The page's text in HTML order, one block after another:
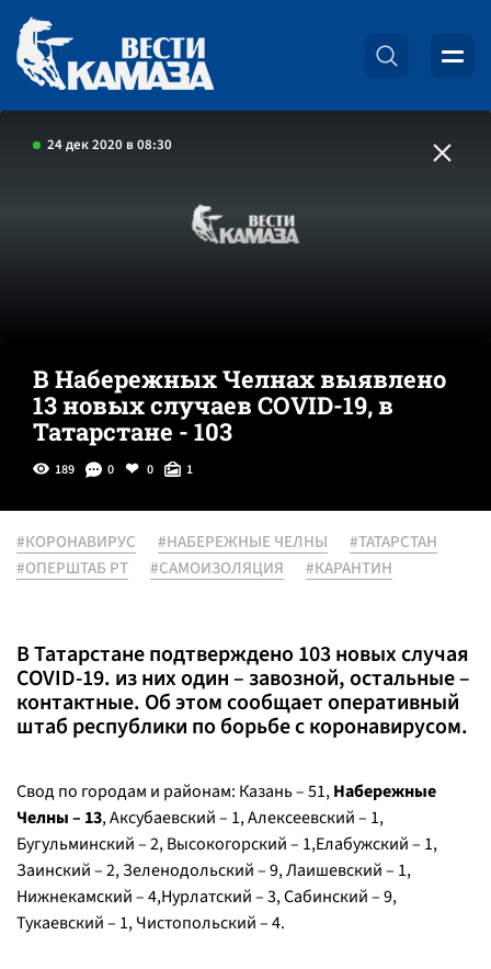
24 дек 2020 в 08:30
В Набережных Челнах выявлено
13 новых случаев COVID-19, в
Татарстане - 103
189 0 0 1
#КОРОНАВИРУС #НАБЕРЕЖНЫЕ ЧЕЛНЫ
#ТАТАРСТАН
#ОПЕРШТАБ РТ
#САМОИЗОЛЯЦИЯ #КАРАНТИН
В Татарстане подтверждено 103 новых случая
COVID-19. из них один – завозной, остальные –
контактные. Об этом сообщает оперативный
штаб республики по борьбе с коронавирусом.
Свод по городам и районам: Казань – 51,Набережные
Челны – 13, Аксубаевский – 1, Алексеевский – 1,
Бугульминский – 2, Высокогорский – 1,Елабужский – 1,
Заинский – 2, Зеленодольский – 9, Лаишевский – 1,
Нижнекамский – 4,Нурлатский – 3, Сабинский – 9,
Тукаевский – 1, Чистопольский – 4.